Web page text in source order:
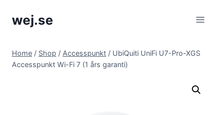
wej.se
Home / Shop / Accesspunkt / UbiQuiti UniFi U7-Pro-XGS
Accesspunkt Wi-Fi 7 (1 års garanti)